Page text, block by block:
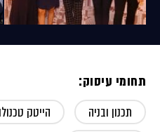
תחומי עיסוק:
תכנון ובניה
הייטק